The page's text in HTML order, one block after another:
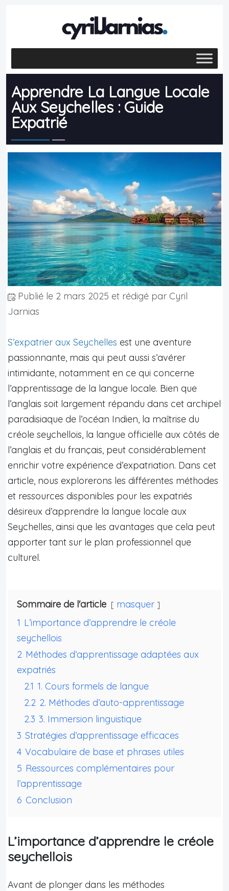
Apprendre La Langue Locale
Aux Seychelles : Guide
Expatrié
Publié le 2 mars 2025 et rédigé par Cyril
Jarnias
S’expatrier aux Seychelles est une aventure
passionnante, mais qui peut aussi s’avérer
intimidante, notamment en ce qui concerne
l’apprentissage de la langue locale. Bien que
l’anglais soit largement répandu dans cet archipel
paradisiaque de l’océan Indien, la maîtrise du
créole seychellois, la langue officielle aux côtés de
l’anglais et du français, peut considérablement
enrichir votre expérience d’expatriation. Dans cet
article, nous explorerons les différentes méthodes
et ressources disponibles pour les expatriés
désireux d’apprendre la langue locale aux
Seychelles, ainsi que les avantages que cela peut
apporter tant sur le plan professionnel que
culturel.
Sommaire de l'article
masquer
1 L’importance d’apprendre le créole
seychellois
2 Méthodes d’apprentissage adaptées aux
expatriés
2.1 1. Cours formels de langue
2.2 2. Méthodes d’auto-apprentissage
2.3 3. Immersion linguistique
3 Stratégies d’apprentissage efficaces
4 Vocabulaire de base et phrases utiles
5 Ressources complémentaires pour
l’apprentissage
6 Conclusion
L’importance d’apprendre le créole
seychellois
Avant de plonger dans les méthodes